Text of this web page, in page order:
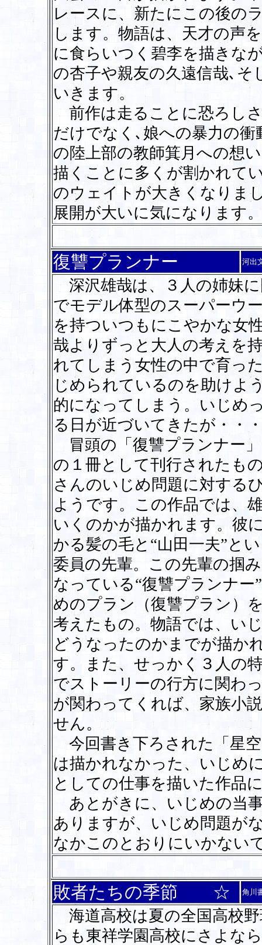
レースに、新たにこの後の
します。物語は、天才の声
に食らいつく碧李を描きな
の杏子や親友の久遠信哉､
いきます。
前作は走ることに恐ろし
だけでなく､娘への暴力の
の陸上部の教師箕月への想
描くことに多くが割かれて
のウェイトが大きくなりま
展開が大いに気になります
復讐プランナー 河出
深沢雄哉は、３人の姉妹
でモデル体型のスーパーウ
を持ついつもにこやかな女
哉よりずっと大人の考えを
れてしまう女性の中で育っ
じめられているのを助けよ
的になってしまう。いじめ
る日が近づいてきたが・・
冒頭の「復讐プランナー
の１冊として刊行されたも
さんのいじめ問題に対する
ようです。この作品では、
いくのかが描かれます。彼
かる髪の毛と“山田一夫”と
委員の先輩。この先輩の掴
なっている“復讐プランナ
めのプラン（復讐プラン）
考えたもの。物語では、い
どうなったのかまでが描か
す。また、せっかく３人の
でストーリーの行方に関わ
が関わってくれば、家族小
せん。
今回書き下ろされた「星
は描かれなかった、いじめ
としての仕事を描いた作品
あとがきに、いじめの当
ありますが、いじめ問題が
なかこのとおりにいかない
敗者たちの季節 ☆ 角川
海道高校は夏の全国高校
らも東祥学園高校にさよな